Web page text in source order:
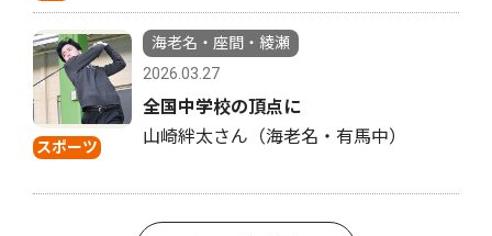
スポーツ
海老名・座間・綾瀬
2026.03.27
全国中学校の頂点に
山崎絆太さん（海老名・有馬中）